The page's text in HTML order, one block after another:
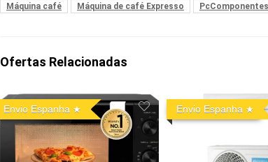
Máquina café
Máquina de café Expresso PcComponentes
Ofertas Relacionadas
Envio Espanha Envio Espanha